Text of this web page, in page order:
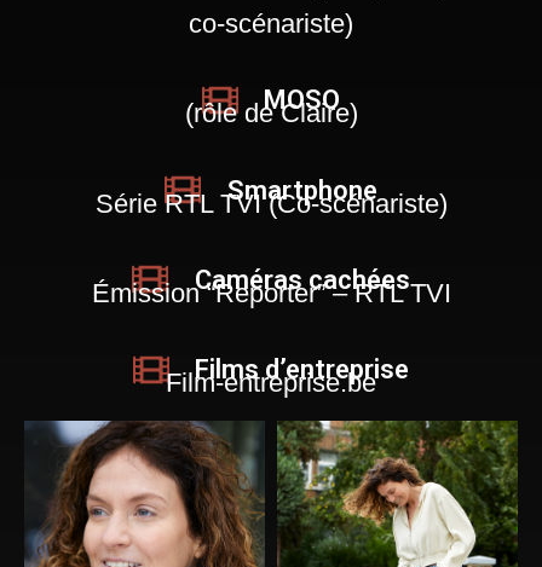
co-scénariste)
MOSO
(rôle de Claire)
Smartphone
Série RTL TVI (Co-scénariste)
Caméras cachées
Émission “Reporter” – RTL TVI
Films d’entreprise
Film-entreprise.be